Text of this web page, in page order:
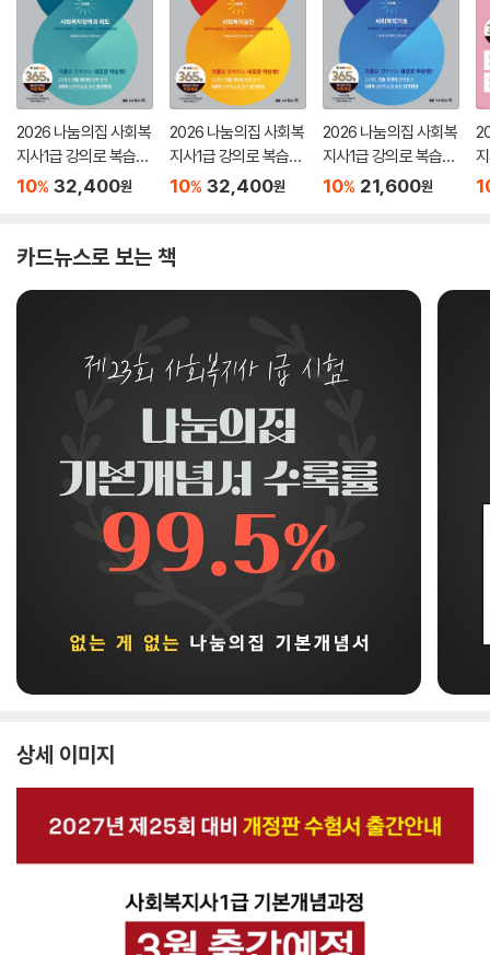
2026 나눔의집 사회복
지사1급 강의로 복습하
는 기출회독 3과목 사
10% 32,400원
2026 나눔의집 사회복
지사1급 강의로 복습하
는 기출회독 2과목 사
10% 32,400원
2026 나눔의집 사회복
지사1급 강의로 복습하
는 기출회독 1과목 사회
10% 21,600원
카드뉴스로 보는 책
상세 이미지